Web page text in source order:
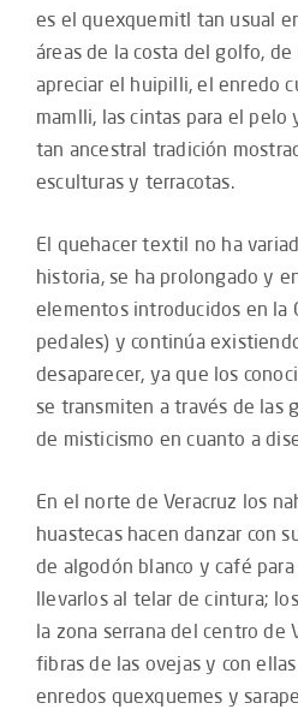
es el quexquemitl tan usual
áreas de la costa del golfo,
apreciar el huipilli, el enredo
mamlli, las cintas para el pelo
tan ancestral tradición
esculturas y terracotas.
El quehacer textil no ha
historia, se ha prolongado y
elementos introducidos en la
pedales) y continúa
desaparecer, ya que los
se transmiten a través de las
de misticismo en cuanto a
En el norte de Veracruz los
huastecas hacen danzar con
de algodón blanco y café
llevarlos al telar de cintura;
la zona serrana del centro de
fibras de las ovejas y con
enredos quexquemes y